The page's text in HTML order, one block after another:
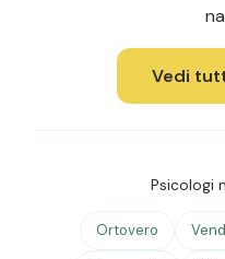
Vedi
Psicologi
Ortovero